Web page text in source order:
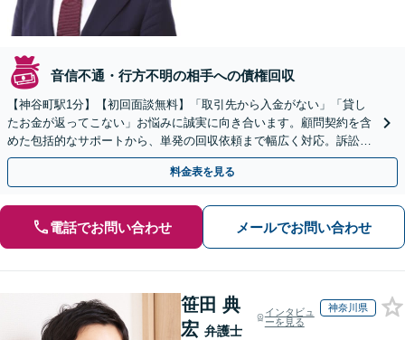
音信不通・行方不明の相手への債権回収
【神谷町駅1分】【初回面談無料】「取引先から入金がない」「貸し
たお金が返ってこない」お悩みに誠実に向き合います。顧問契約を含
めた包括的なサポートから、単発の回収依頼まで幅広く対応。訴訟や
交渉で、権利を守るために尽力【夜間相談可】
料金表を見る
電話でお問い合わせ メールでお問い合わせ
笹田 典
宏 弁護士
インタビュ
ーを見る
神奈川県